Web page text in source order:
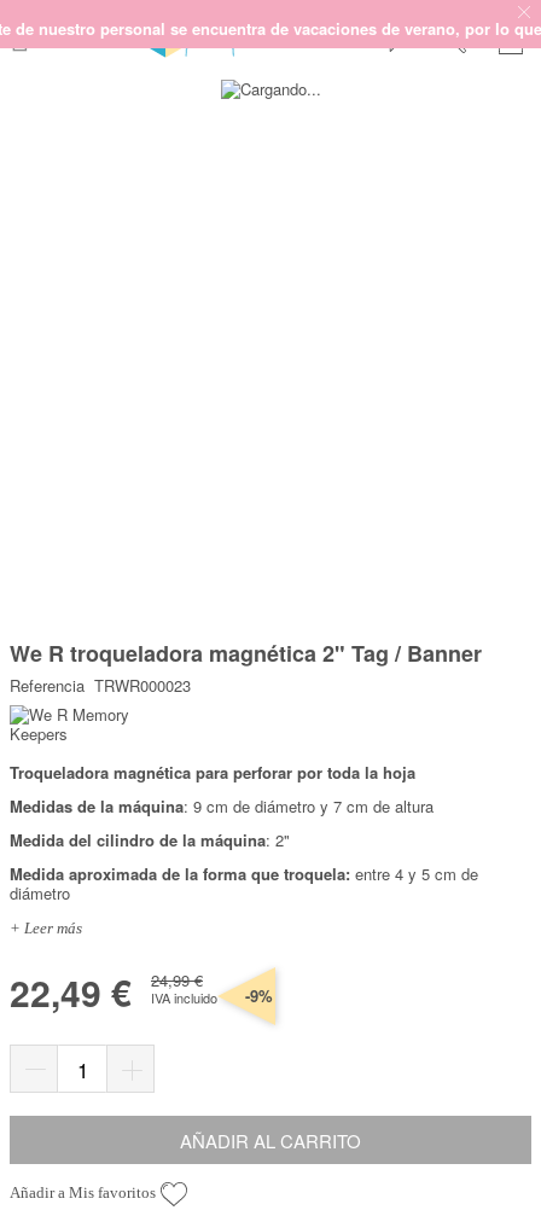
nuestro personal se encuentra de vacaciones de verano, por lo
Top Ventas
Temática
Iniciar sesión/Regístrate
Somos Kimidori
comienzo
de
la
galería
de
imágenes
We R troqueladora magnética 2" Tag / Banner
Referencia TRWR000023
Troqueladora magnética para perforar por toda la hoja
Medidas de la máquina: 9 cm de diámetro y 7 cm de altura
Medida del cilindro de la máquina: 2"
Medida aproximada de la forma que troquela: entre 4 y 5 cm de
diámetro
+ Leer más
22,49 € 24,99 €
IVA incluido -9%
AÑADIR AL CARRITO
Añadir a Mis favoritos